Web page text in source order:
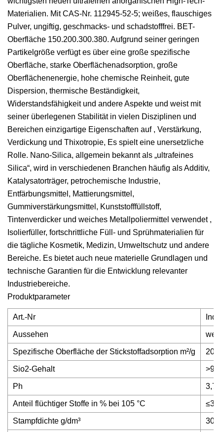
Materialien. Mit CAS-Nr. 112945-52-5; weißes, flauschiges
Pulver, ungiftig, geschmacks- und schadstofffrei. BET-
Oberfläche 150.200.300.380. Aufgrund seiner geringen
Partikelgröße verfügt es über eine große spezifische
Oberfläche, starke Oberflächenadsorption, große
Oberflächenenergie, hohe chemische Reinheit, gute
Dispersion, thermische Beständigkeit,
Widerstandsfähigkeit und andere Aspekte und weist mit
seiner überlegenen Stabilität in vielen Disziplinen und
Bereichen einzigartige Eigenschaften auf , Verstärkung,
Verdickung und Thixotropie, Es spielt eine unersetzliche
Rolle. Nano-Silica, allgemein bekannt als „ultrafeines
Silica“, wird in verschiedenen Branchen häufig als Additiv,
Katalysatorträger, petrochemische Industrie,
Entfärbungsmittel, Mattierungsmittel,
Gummiverstärkungsmittel, Kunststofffüllstoff,
Tintenverdicker und weiches Metallpoliermittel verwendet ,
Isolierfüller, fortschrittliche Füll- und Sprühmaterialien für
die tägliche Kosmetik, Medizin, Umweltschutz und andere
Bereiche. Es bietet auch neue materielle Grundlagen und
technische Garantien für die Entwicklung relevanter
Industriebereiche.
Produktparameter
Art.-Nr
Aussehen
Spezifische Oberfläche der Stickstoffadsorption m²/g 200
Sio2-Gehalt
Ph 3,7-
Anteil flüchtiger Stoffe in % bei 105 °C ≤3,0
Stampfdichte g/dm³ 30-